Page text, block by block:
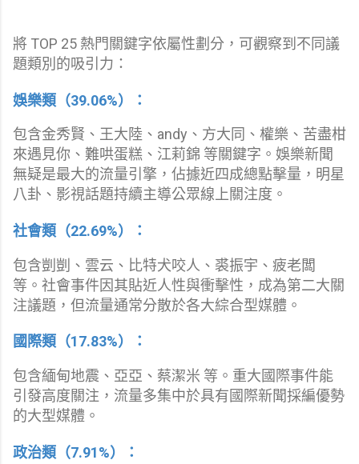
將 TOP 25 熱門關鍵字依屬性劃分，可觀察到不同議
題類別的吸引力：
娛樂類（39.06%）：
包含金秀賢、王大陸、andy、方大同、權樂、苦盡柑
來遇見你、難哄蛋糕、江莉錦 等關鍵字。娛樂新聞
無疑是最大的流量引擎，佔據近四成總點擊量，明星
八卦、影視話題持續主導公眾線上關注度。
社會類（22.69%）：
包含剴剴、雲云、比特犬咬人、裘振宇、疲老闆
等。社會事件因其貼近人性與衝擊性，成為第二大關
注議題，但流量通常分散於各大綜合型媒體。
國際類（17.83%）：
包含緬甸地震、亞亞、蔡潔米 等。重大國際事件能
引發高度關注，流量多集中於具有國際新聞採編優勢
的大型媒體。
政治類（7.91%）：